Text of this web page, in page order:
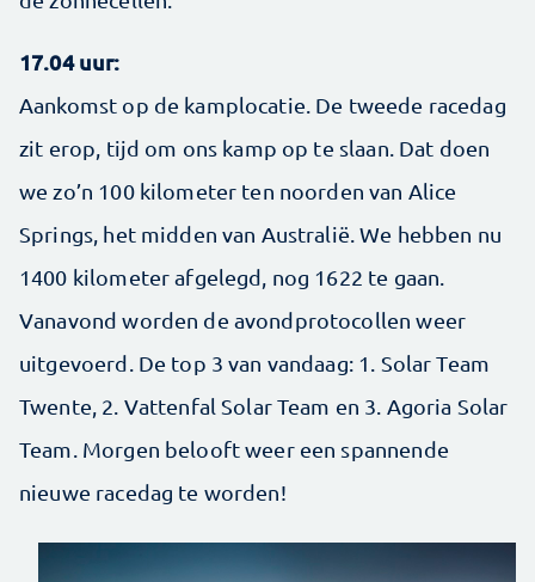
17.04 uur:
Aankomst op de kamplocatie. De tweede racedag
zit erop, tijd om ons kamp op te slaan. Dat doen
we zo’n 100 kilometer ten noorden van Alice
Springs, het midden van Australië. We hebben nu
1400 kilometer afgelegd, nog 1622 te gaan.
Vanavond worden de avondprotocollen weer
uitgevoerd. De top 3 van vandaag: 1. Solar Team
Twente, 2. Vattenfal Solar Team en 3. Agoria Solar
Team. Morgen belooft weer een spannende
nieuwe racedag te worden!